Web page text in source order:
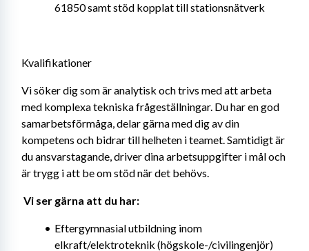
61850 samt stöd kopplat till stationsnätverk
Kvalifikationer
Vi söker dig som är analytisk och trivs med att arbeta
med komplexa tekniska frågeställningar. Du har en god
samarbetsförmåga, delar gärna med dig av din
kompetens och bidrar till helheten i teamet. Samtidigt är
du ansvarstagande, driver dina arbetsuppgifter i mål och
är trygg i att be om stöd när det behövs.
Vi ser gärna att du har:
Eftergymnasial utbildning inom
elkraft/elektroteknik (högskole-/civilingenjör)